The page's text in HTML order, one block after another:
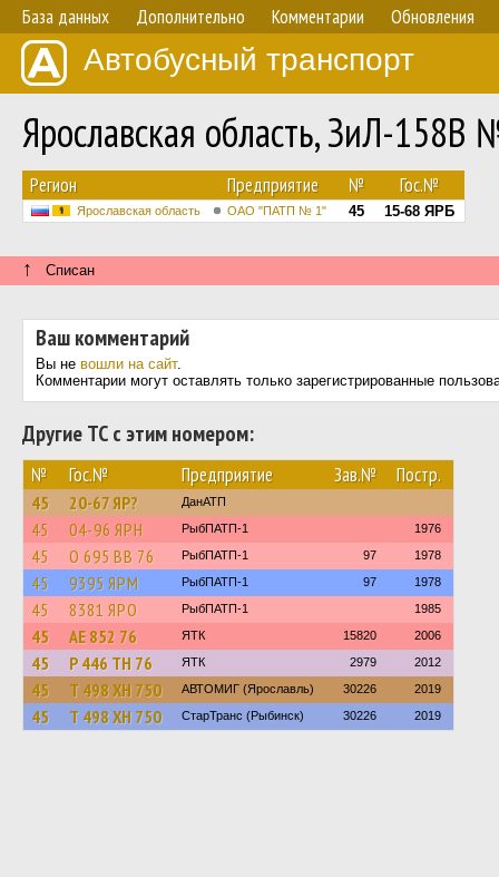
База данных Дополнительно Комментарии Обновления
Автобусный транспорт
Ярославская область, ЗиЛ-158В
Регион Предприятие № Гос.№
Ярославская область ОАО "ПАТП № 1" 45 15-68 ЯРБ
↑ Списан
Ваш комментарий
Вы не вошли на сайт.
Комментарии могут оставлять только зарегистрированные
Другие ТС с этим номером:
№ Гос.№ Предприятие Зав.№ Постр.
45 20-67 ЯР? ДанАТП
45 04-96 ЯРН РыбПАТП-1 1976
45 О 695 ВВ 76 РыбПАТП-1 97 1978
45 9395 ЯРМ РыбПАТП-1 97 1978
45 8381 ЯРО РыбПАТП-1 1985
45 АЕ 852 76 ЯТК 15820 2006
45 Р 446 ТН 76 ЯТК 2979 2012
45 Т 498 ХН 750 АВТОМИГ (Ярославль) 30226 2019
45 Т 498 ХН 750 СтарТранс (Рыбинск) 30226 2019